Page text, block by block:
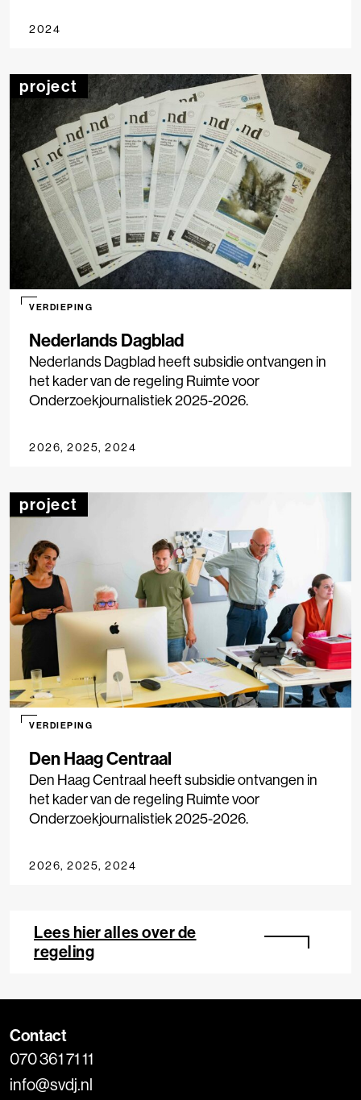
2024
project
Nederlands Dagblad
VERDIEPING
Nederlands Dagblad heeft subsidie ontvangen in
het kader van de regeling Ruimte voor
Onderzoekjournalistiek 2025-2026.
2026, 2025, 2024
project
Den Haag Centraal
VERDIEPING
Den Haag Centraal heeft subsidie ontvangen in
het kader van de regeling Ruimte voor
Onderzoekjournalistiek 2025-2026.
2026, 2025, 2024
Lees hier alles over de
regeling
Contact
070 361 71 11
info@svdj.nl